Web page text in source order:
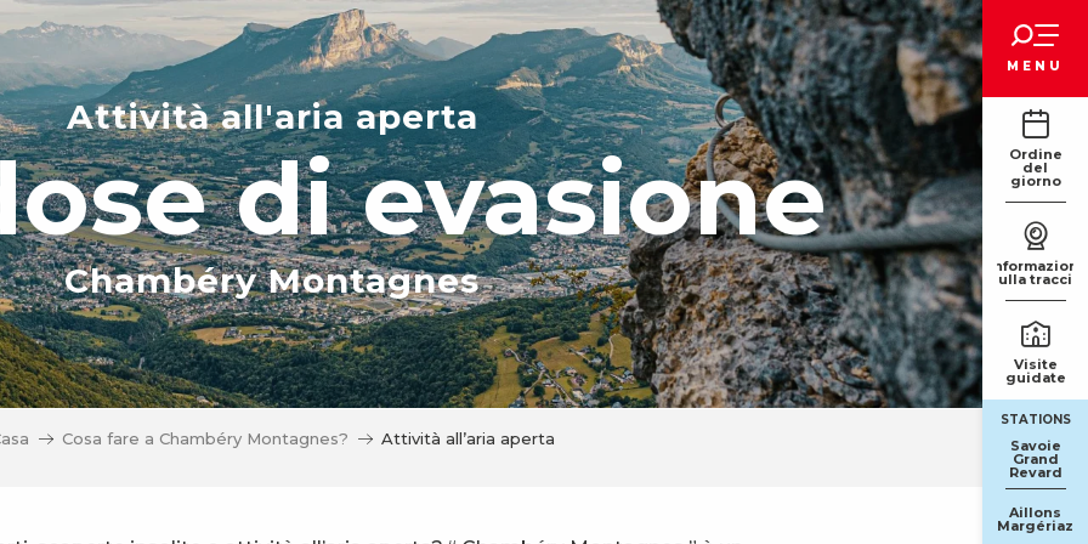
MENU
Ordine
del
giorno
Informazioni
sulla traccia
Visite
guidate
STATIONS
Savoie
Grand
Revard
Aillons
Margériaz
Attività all'aria aperta
di evasione
Chambéry Montagnes
Cosa fare a Chambéry Montagnes? Attività all’aria aperta